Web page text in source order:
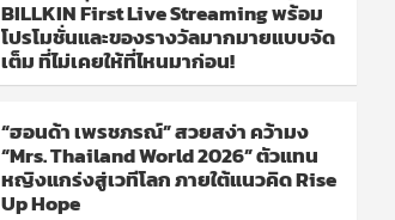
BILLKIN First Live Streaming พร้อม
โปรโมชั่นและของรางวัลมากมายแบบจัด
เต็ม ที่ไม่เคยให้ที่ไหนมาก่อน!
“ฮอนด้า เพรชภรณ์” สวยสง่า คว้ามง
“Mrs. Thailand World 2026” ตัวแทน
หญิงแกร่งสู่เวทีโลก ภายใต้แนวคิด Rise
Up Hope